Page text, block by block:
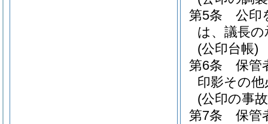
第5条
公印
は、議長
(公印台帳)
第6条
保管
印影その
(公印の事
第7条
保管